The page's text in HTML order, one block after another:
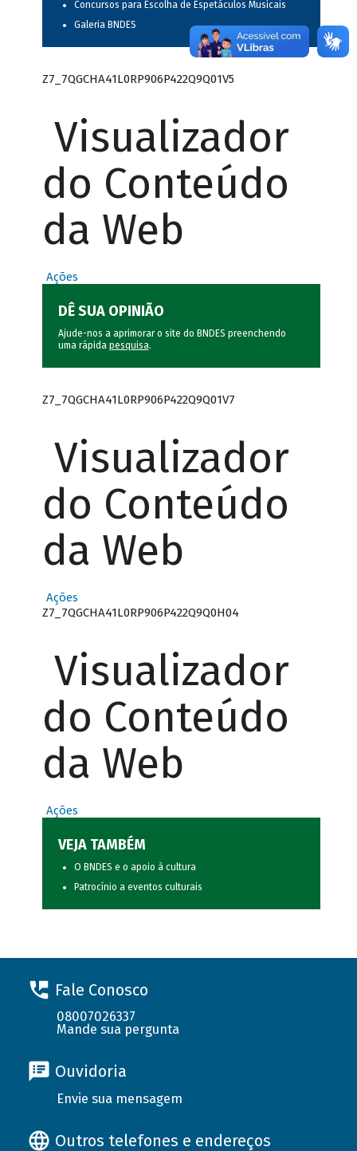
Concursos para Escolha de Espetáculos Musicais
Galeria BNDES
Z7_7QGCHA41L0RP906P422Q9Q01V5
Visualizador
do Conteúdo
da Web
Ações
DÊ SUA OPINIÃO
Ajude-nos a aprimorar o site do BNDES preenchendo
uma rápida pesquisa.
Z7_7QGCHA41L0RP906P422Q9Q01V7
Visualizador
do Conteúdo
da Web
Ações
Z7_7QGCHA41L0RP906P422Q9Q0H04
Visualizador
do Conteúdo
da Web
Ações
VEJA TAMBÉM
O BNDES e o apoio à cultura
Patrocínio a eventos culturais
Fale Conosco
08007026337
Mande sua pergunta
Ouvidoria
Envie sua mensagem
Outros telefones e endereços